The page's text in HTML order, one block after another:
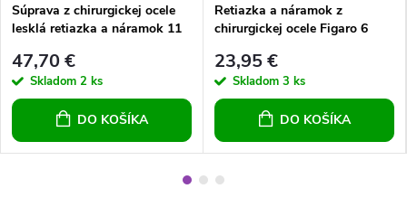
Súprava z chirurgickej ocele
lesklá retiazka a náramok 11
47,70 €
Skladom 2 ks
DO KOŠÍKA
Retiazka a náramok z
chirurgickej ocele Figaro 6
23,95 €
Skladom 3 ks
DO KOŠÍKA